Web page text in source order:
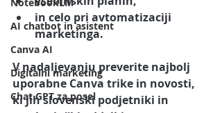
AI chatbot in asistent
Canva AI
Digitalni marketing
Chat GPT za posel
in celo pri avtomatizaciji
marketinga.
V nadaljevanju preverite najbolj
uporabne Canva trike in novosti,
ki jih slovenski podjetniki in